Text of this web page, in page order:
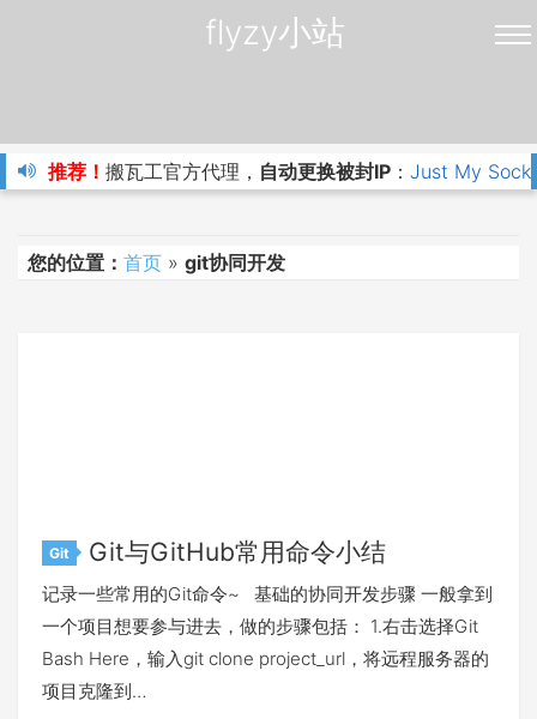
flyzy小站
推荐！ 搬瓦工官方代理， 自动更换被封IP ： Just My
您的位置： 首页 » git协同开发
Git Git与GitHub常用命令小结
记录一些常用的Git命令~ 基础的协同开发步骤 一般拿到
一个项目想要参与进去，做的步骤包括： 1.右击选择Git
Bash Here，输入git clone project_url，将远程服务器的
项目克隆到…